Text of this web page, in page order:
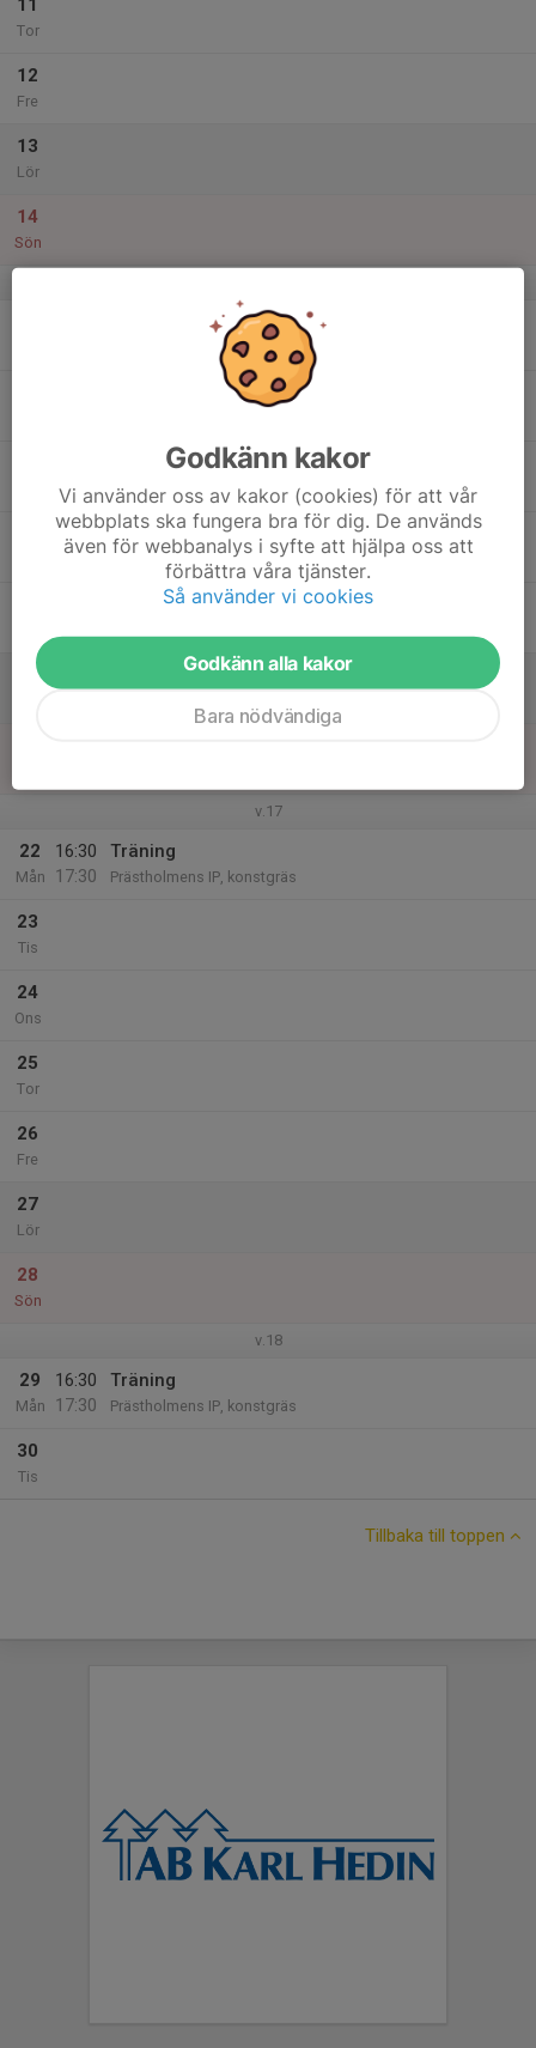
11
Tor
12
Fre
13
Lör
14
Sön
Prästholmens IP, konstgräs
20 ICA-bollen
v.17
22
Mån
16:30
17:30
Träning
Prästholmens IP, konstgräs
23
Tis
24
Ons
25
Tor
26
Fre
27
Lör
28
Sön
v.18
29
Mån
16:30
17:30
Träning
Prästholmens IP, konstgräs
30
Tis
Tillbaka till toppen
Godkänn kakor
Vi använder oss av kakor (cookies) för att vår
webbplats ska fungera bra för dig. De används
även för webbanalys i syfte att hjälpa oss att
förbättra våra tjänster.
Så använder vi cookies
Godkänn alla kakor
Bara nödvändiga